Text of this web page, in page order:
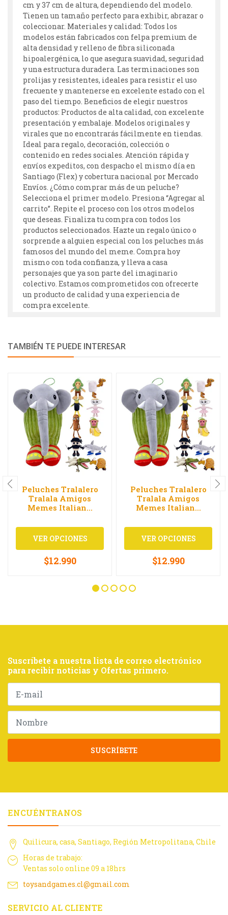
cm y 37 cm de altura, dependiendo del modelo.
Tienen un tamaño perfecto para exhibir, abrazar o
coleccionar. Materiales y calidad: Todos los
modelos están fabricados con felpa premium de
alta densidad y relleno de fibra siliconada
hipoalergénica, lo que asegura suavidad, seguridad
y una estructura duradera. Las terminaciones son
prolijas y resistentes, ideales para resistir el uso
frecuente y mantenerse en excelente estado con el
paso del tiempo. Beneficios de elegir nuestros
productos: Productos de alta calidad, con excelente
presentación y embalaje. Modelos originales y
virales que no encontrarás fácilmente en tiendas.
Ideal para regalo, decoración, colección o
contenido en redes sociales. Atención rápida y
envíos expeditos, con despacho el mismo día en
Santiago (Flex) y cobertura nacional por Mercado
Envíos. ¿Cómo comprar más de un peluche?
Selecciona el primer modelo. Presiona “Agregar al
carrito”. Repite el proceso con los otros modelos
que deseas. Finaliza tu compra con todos los
productos seleccionados. Hazte un regalo único o
sorprende a alguien especial con los peluches más
famosos del mundo del meme. Compra hoy
mismo con toda confianza, y lleva a casa
personajes que ya son parte del imaginario
colectivo. Estamos comprometidos con ofrecerte
un producto de calidad y una experiencia de
compra excelente.
TAMBIÉN TE PUEDE INTERESAR
Peluches Tralalero
Tralala Amigos
Memes Italian...
VER OPCIONES
$12.990
Peluches Tralalero
Tralala Amigos
Memes Italian...
VER OPCIONES
$12.990
Suscríbete a nuestra lista de correo electrónico
para recibir noticias y Ofertas primero.
SUSCRÍBETE
ENCUÉNTRANOS
Quilicura, casa, Santiago, Región Metropolitana, Chile
Horas de trabajo:
Ventas solo online 09 a 18hrs
toysandgames.cl@gmail.com
SERVICIO AL CLIENTE